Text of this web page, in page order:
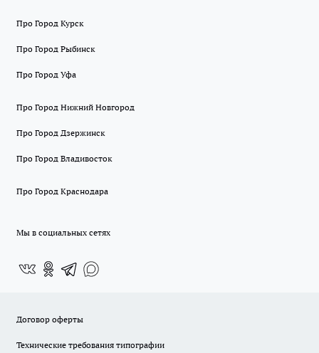
Про Город Курск
Про Город Рыбинск
Про Город Уфа
Про Город Нижний Новгород
Про Город Дзержинск
Про Город Владивосток
Про Город Краснодара
Мы в социальных сетях
Договор оферты
Технические требования типографии